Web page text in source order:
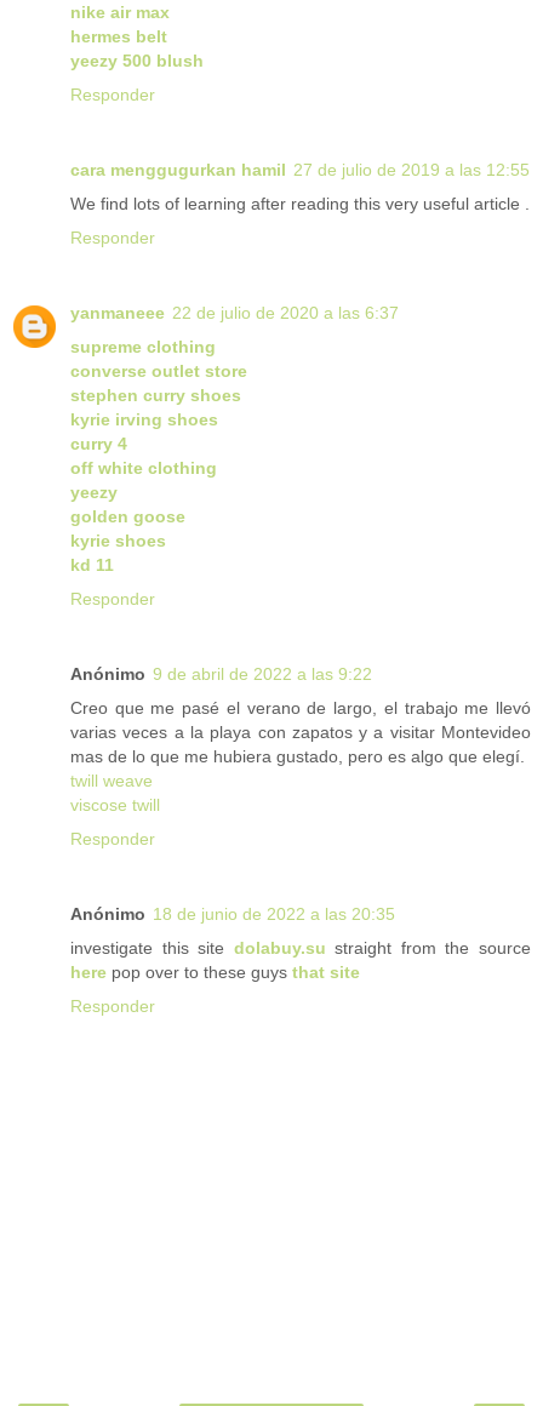
nike air max
hermes belt
yeezy 500 blush
Responder
cara menggugurkan hamil 27 de julio de 2019 a las 12:55
We find lots of learning after reading this very useful article .
Responder
yanmaneee 22 de julio de 2020 a las 6:37
supreme clothing
converse outlet store
stephen curry shoes
kyrie irving shoes
curry 4
off white clothing
yeezy
golden goose
kyrie shoes
kd 11
Responder
Anónimo 9 de abril de 2022 a las 9:22
Creo que me pasé el verano de largo, el trabajo me llevó
varias veces a la playa con zapatos y a visitar Montevideo
mas de lo que me hubiera gustado, pero es algo que elegí.
twill weave
viscose twill
Responder
Anónimo 18 de junio de 2022 a las 20:35
investigate this site dolabuy.su straight from the source
here pop over to these guys that site
Responder